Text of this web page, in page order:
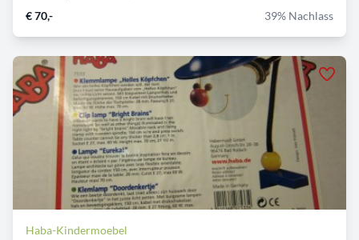
€ 70,- 39% Nachlass
Haba-Kindermoebel